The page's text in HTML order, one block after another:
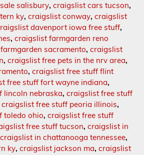
salisbury, craigslist cars tucson,
ky, craigslist conway, craigslist
davenport iowa free stuff,
, craigslist farmgarden reno
sacramento, craigslist
, craigslist free pets in the nrv area,
, craigslist free stuff flint
free stuff fort wayne indiana,
lincoln nebraska, craigslist free stuff
craigslist free stuff peoria illinois,
toledo ohio, craigslist free stuff
free stuff tucson, craigslist in
craigslist in chattanooga tennessee,
ky, craigslist jackson ma, craigslist